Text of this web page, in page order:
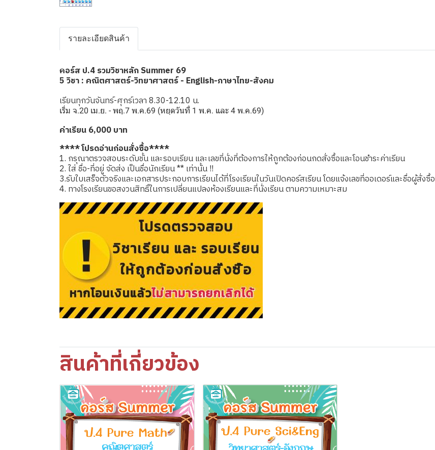
รายละเอียดสินค้า
คอร์ส ป.4 รวมวิชาหลัก Summer 69
5 วิชา : คณิตศาสตร์-วิทยาศาสตร์ - English-ภาษาไทย-สังคม
เรียนทุกวันจันทร์-ศุกร์เวลา 8.30-12.10 น.
เริ่ม จ.20 เม.ย. - พฤ.7 พ.ค.69 (หยุดวันที่ 1 พ.ค. และ 4 พ.ค.69)
ค่าเรียน 6,000 บาท
**** โปรดอ่านก่อนสั่งซื้อ****
1. กรุณาตรวจสอบระดับชั้น และรอบเรียน และเลขที่นั่งที่ต้องการให้ถูกต้องก่อนกดสั่งซื้อและโอนชำระค่าเรียน
2. ใส่ ชื่อ-ที่อยู่ จัดส่ง เป็นชื่อนักเรียน ** เท่านั้น !!
3.รับใบเสร็จตัวจริงและเอกสารประกอบการเรียนได้ที่โรงเรียนในวันเปิดคอร์สเรียน โดยแจ้งเลขที่ออเดอร์และชื่อผู้สั่งซื้อ
4. ทางโรงเรียนขอสงวนสิทธิ์ในการเปลี่ยนแปลงห้องเรียนและที่นั่งเรียน ตามความเหมาะสม
สินค้าที่เกี่ยวข้อง